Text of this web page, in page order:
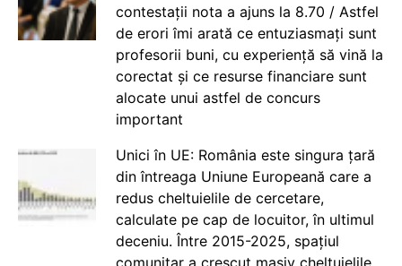
contestații nota a ajuns la 8.70 / Astfel
de erori îmi arată ce entuziasmați sunt
profesorii buni, cu experiență să vină la
corectat și ce resurse financiare sunt
alocate unui astfel de concurs
important
Unici în UE: România este singura țară
din întreaga Uniune Europeană care a
redus cheltuielile de cercetare,
calculate pe cap de locuitor, în ultimul
deceniu. Între 2015-2025, spațiul
comunitar a crescut masiv cheltuielile